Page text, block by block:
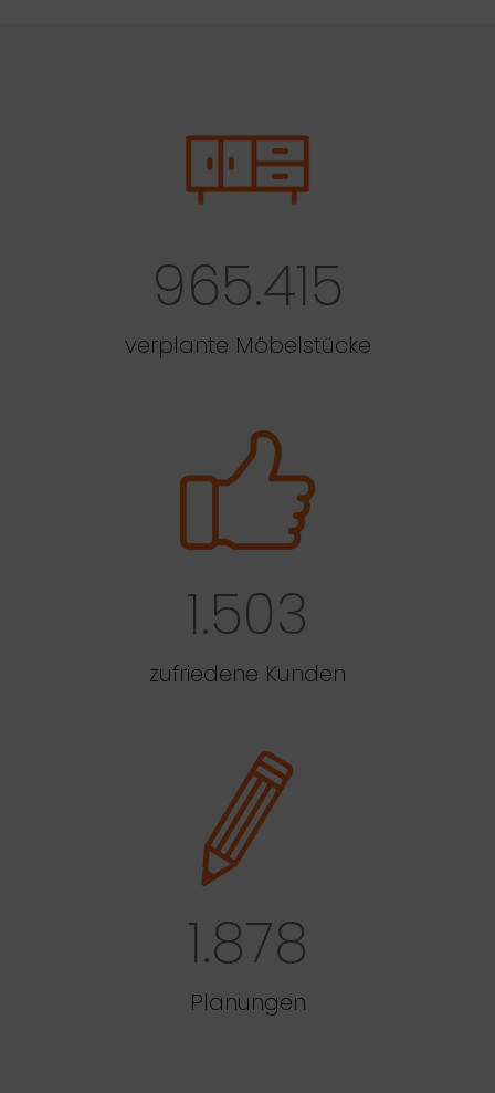
965.415
verplante Möbelstücke
1.503
zufriedene Kunden
1.878
Planungen